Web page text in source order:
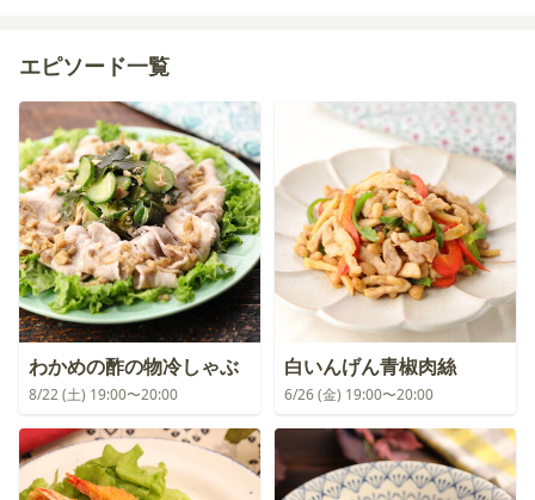
エピソード一覧
わかめの酢の物冷しゃぶ
8/22 (土) 19:00〜20:00
白いんげん青椒肉絲
6/26 (金) 19:00〜20:00